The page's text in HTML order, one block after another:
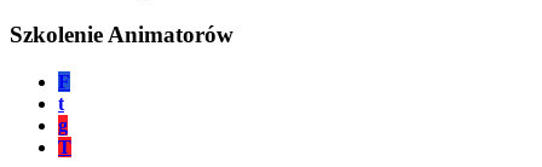
Szkolenie Animatorów
F
t
g
T